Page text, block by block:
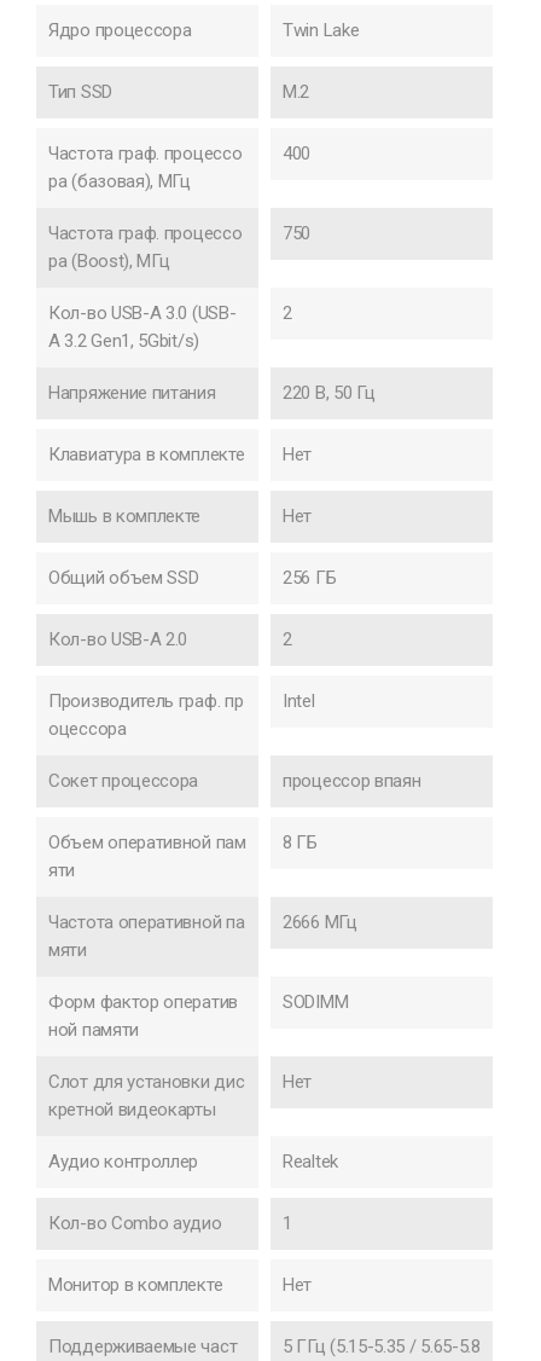
Ядро процессора Twin Lake
Тип SSD M.2
Частота граф. процессо
ра (базовая), МГц
400
Частота граф. процессо
ра (Boost), МГц
750
Кол-во USB-A 3.0 (USB-
A 3.2 Gen1, 5Gbit/s)
2
Напряжение питания 220 В, 50 Гц
Клавиатура в комплекте Нет
Мышь в комплекте Нет
Общий объем SSD 256 ГБ
Кол-во USB-A 2.0 2
Производитель граф. пр
оцессора
Intel
Сокет процессора процессор впаян
Объем оперативной пам
яти
8 ГБ
Частота оперативной па
мяти
2666 МГц
Форм фактор оператив
ной памяти
SODIMM
Слот для установки дис
кретной видеокарты
Нет
Аудио контроллер Realtek
Кол-во Combo аудио 1
Монитор в комплекте Нет
Поддерживаемые част
5 ГГц (5.15-5.35 / 5.65-5.8